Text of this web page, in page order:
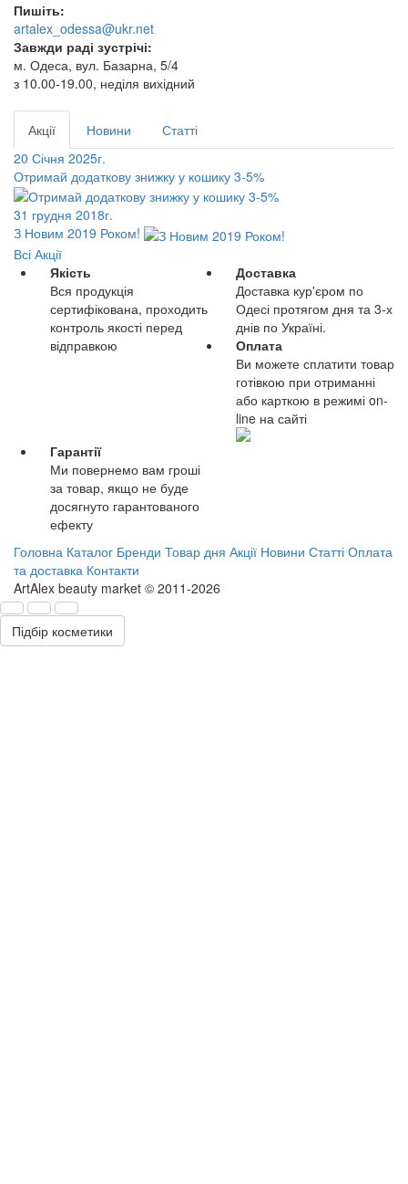
Пишіть:
artalex_odessa@ukr.net
Завжди раді зустрічі:
м. Одеса, вул. Базарна, 5/4
з 10.00-19.00, неділя вихідний
Акції Новини
Статті
20 Січня 2025г.
Отримай додаткову знижку у кошику 3-5%
31 грудня 2018г.
З Новим 2019 Роком!
Всі Акції
Якість
Вся продукція
сертифікована, проходить
контроль якості перед
відправкою
Доставка
Доставка кур'єром по
Одесі протягом дня та 3-х
днів по Україні.
Оплата
Ви можете сплатити товар
готівкою при отриманні
або карткою в режимі on-
line на сайті
Гарантії
Ми повернемо вам гроші
за товар, якщо не буде
досягнуто гарантованого
ефекту
Головна Каталог Бренди Товар дня Акції Новини Статті Оплата
та доставка Контакти
ArtAlex beauty market © 2011-2026
Підбір косметики